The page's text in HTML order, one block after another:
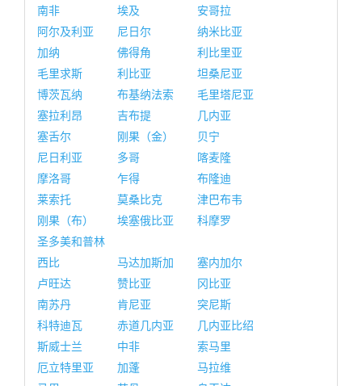
南非 埃及
安哥拉
阿尔及利亚
尼日尔
纳米比亚
加纳
佛得角
利比里亚
毛里求斯
利比亚
坦桑尼亚
博茨瓦纳
布基纳法索
毛里塔尼亚
塞拉利昂
吉布提
几内亚
塞舌尔
刚果（金）
贝宁
尼日利亚
多哥
喀麦隆
摩洛哥
乍得
布隆迪
莱索托
莫桑比克
津巴布韦
刚果（布）
埃塞俄比亚
科摩罗
圣多美和普林
西比
马达加斯加
塞内加尔
卢旺达
赞比亚
冈比亚
南苏丹
肯尼亚
突尼斯
科特迪瓦
赤道几内亚
几内亚比绍
斯威士兰
中非
索马里
厄立特里亚
加蓬
马拉维